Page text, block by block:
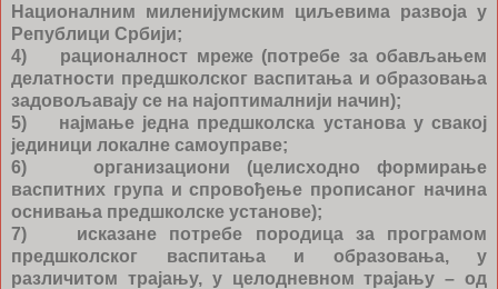
Националним миленијумским циљевима развоја у
Републици Србији;
4) рационалност мреже (потребе за обављањем
делатности предшколског васпитања и образовања
задовољавају се на најоптималнији начин);
5) најмање једна предшколска установа у свакој
јединици локалне самоуправе;
6) организациони (целисходно формирање
васпитних група и спровођење прописаног начина
оснивања предшколске установе);
7) исказане потребе породица за програмом
предшколског васпитања и образовања, у
различитом трајању, у целодневном трајању – од